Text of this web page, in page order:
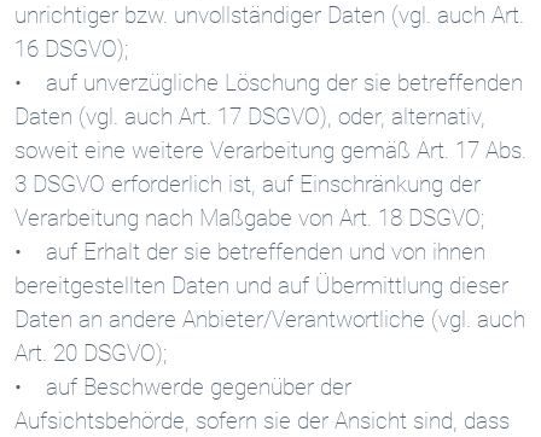
unrichtiger bzw. unvollständiger Daten (vgl. auch Art.
16 DSGVO);
• auf unverzügliche Löschung der sie betreffenden
Daten (vgl. auch Art. 17 DSGVO), oder, alternativ,
soweit eine weitere Verarbeitung gemäß Art. 17 Abs.
3 DSGVO erforderlich ist, auf Einschränkung der
Verarbeitung nach Maßgabe von Art. 18 DSGVO;
• auf Erhalt der sie betreffenden und von ihnen
bereitgestellten Daten und auf Übermittlung dieser
Daten an andere Anbieter/Verantwortliche (vgl. auch
Art. 20 DSGVO);
• auf Beschwerde gegenüber der
Aufsichtsbehörde, sofern sie der Ansicht sind, dass